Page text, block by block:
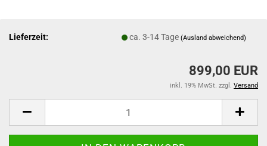
Lieferzeit: ca. 3-14 Tage(Ausland abweichend)
899,00 EUR
inkl. 19% MwSt. zzgl. Versand